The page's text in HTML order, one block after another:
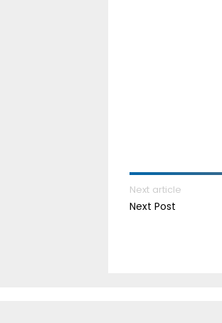
Next article
Next Post